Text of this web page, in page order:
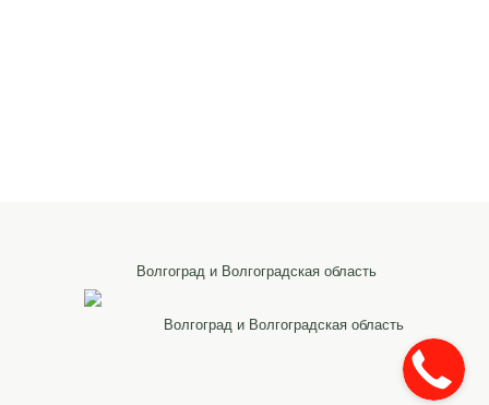
Волгоград и Волгоградская область
Волгоград и Волгоградская область